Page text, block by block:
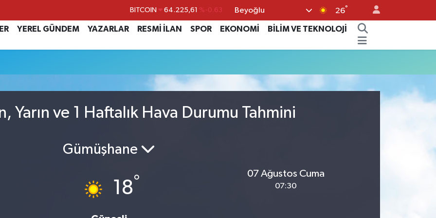
BITCOIN 64.225,61 %-0.63
DOLAR 47,7143 %0.16
6510.40
Beyoğlu 26°
YEREL GÜNDEM YAZARLAR RESMİ İLAN SPOR EKONOMİ
BİLİM VE TEKNOLOJİ
Yarın ve 1 Haftalık Hava Durumu Tahmini
Gümüşhane
18°
07 Ağustos Cuma
07:30